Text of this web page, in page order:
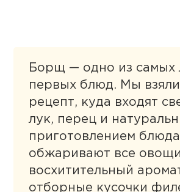
Борщ — одно из самых
первых блюд. Мы взяли
рецепт, куда входят
лук, перец и
приготовлением
обжаривают все
восхитительный
отборные кусочки